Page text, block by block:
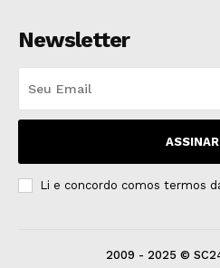
Newsletter
ASSINAR
Li e concordo comos termos
2009 - 2025 ©